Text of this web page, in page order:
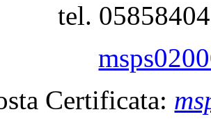
tel.
Certificata: